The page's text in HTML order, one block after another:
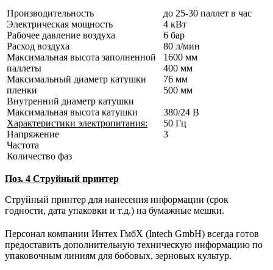
Производительность
Электрическая мощность
Рабочее давление воздуха
Расход воздуха
Максимальная высота заполненной
паллеты
Максимальный диаметр катушки
пленки
Внутренний диаметр катушки
Максимальная высота катушки
Характеристики электропитания:
Напряжение
Частота
Количество фаз
до 25-30 паллет в час
4 кВт
6 бар
80 л/мин
1600 мм
400 мм
76 мм
500 мм
380/24 В
50 Гц
3
Поз. 4 Струйный принтер
Струйный принтер для нанесения информации (срок
годности, дата упаковки и т.д.) на бумажные мешки.
Персонал компании Интех ГмбХ (Intech GmbH) всегда готов
предоставить дополнительную техническую информацию по
упаковочным линиям для бобовых, зерновых культур.